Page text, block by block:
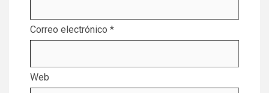
Correo electrónico *
Web